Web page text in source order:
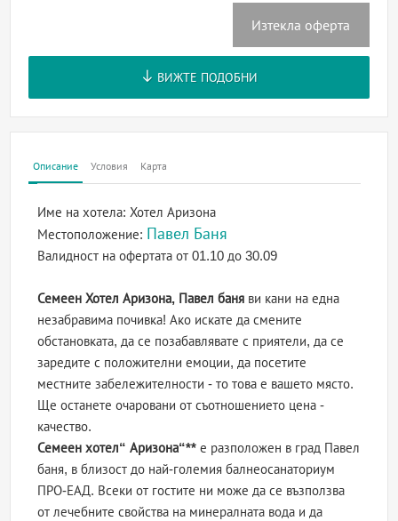
Изтекла оферта
ВИЖТЕ ПОДОБНИ
Описание Условия Карта
Име на хотела: Хотел Аризона
Местоположение: Павел Баня
Валидност на офертатаот 01.10 до 30.09
Семеен Хотел Аризона, Павел баня ви кани на една
незабравима почивка! Ако искате да смените
обстановката, да се позабавлявате с приятели, да се
заредите с положителни емоции, да посетите
местните забележителности - то това е вашето място.
Ще останете очаровани от съотношението цена -
качество.
Семеен хотел“ Аризона“** е разположен в град Павел
баня, в близост до най-големия балнеосанаториум
ПРО-ЕАД. Всеки от гостите ни може да се възползва
от лечебните свойства на минералната вода и да